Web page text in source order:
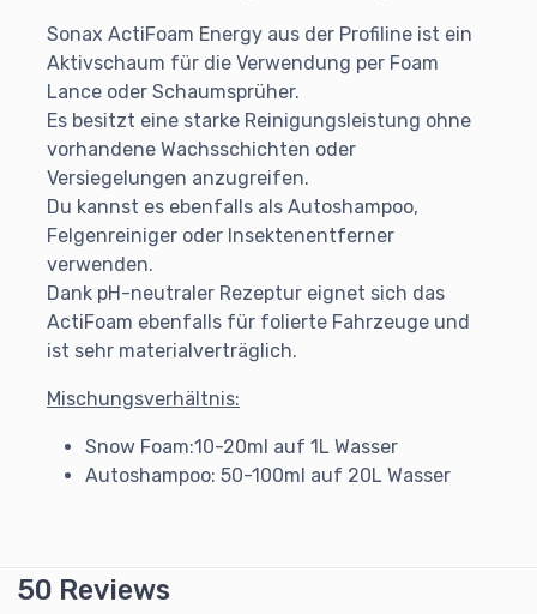
Sonax ActiFoam Energy aus der Profiline ist ein
Aktivschaum für die Verwendung per Foam
Lance oder Schaumsprüher.
Es besitzt eine starke Reinigungsleistung ohne
vorhandene Wachsschichten oder
Versiegelungen anzugreifen.
Du kannst es ebenfalls als Autoshampoo,
Felgenreiniger oder Insektenentferner
verwenden.
Dank pH-neutraler Rezeptur eignet sich das
ActiFoam ebenfalls für folierte Fahrzeuge und
ist sehr materialverträglich.
Mischungsverhältnis:
Snow Foam:10-20ml auf 1L Wasser
Autoshampoo: 50-100ml auf 20L Wasser
50 Reviews